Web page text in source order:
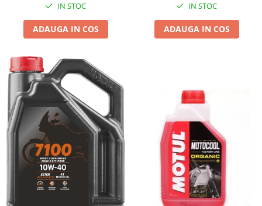
IN STOC
ADAUGA IN COS
IN STOC
ADAUGA IN COS